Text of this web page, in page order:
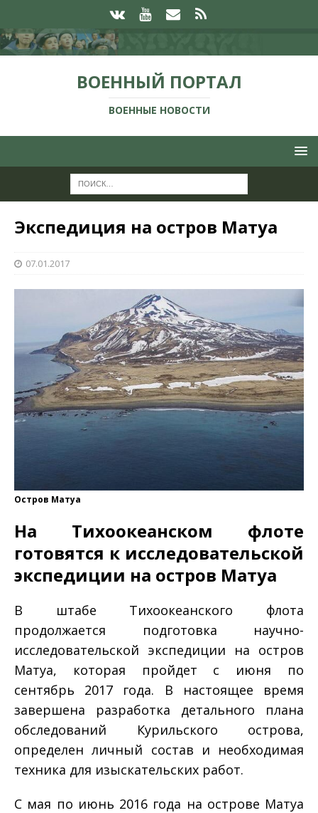
ВОЕННЫЙ ПОРТАЛ
ВОЕННЫЕ НОВОСТИ
Экспедиция на остров Матуа
07.01.2017
Остров Матуа
На Тихоокеанском флоте
готовятся к исследовательской
экспедиции на остров Матуа
В штабе Тихоокеанского флота
продолжается подготовка научно-
исследовательской экспедиции на остров
Матуа, которая пройдет с июня по
сентябрь 2017 года. В настоящее время
завершена разработка детального плана
обследований Курильского острова,
определен личный состав и необходимая
техника для изыскательских работ.
С мая по июнь 2016 года на острове Матуа